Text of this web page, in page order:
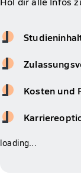
Kosten und
loading...